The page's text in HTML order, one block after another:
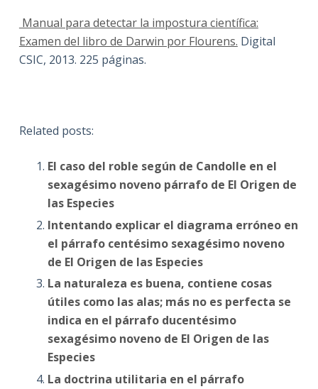
Manual para detectar la impostura científica:
Examen del libro de Darwin por Flourens. Digital
CSIC, 2013. 225 páginas.
Related posts:
El caso del roble según de Candolle en el
sexagésimo noveno párrafo de El Origen de
las Especies
Intentando explicar el diagrama erróneo en
el párrafo centésimo sexagésimo noveno
de El Origen de las Especies
La naturaleza es buena, contiene cosas
útiles como las alas; más no es perfecta se
indica en el párrafo ducentésimo
sexagésimo noveno de El Origen de las
Especies
La doctrina utilitaria en el párrafo